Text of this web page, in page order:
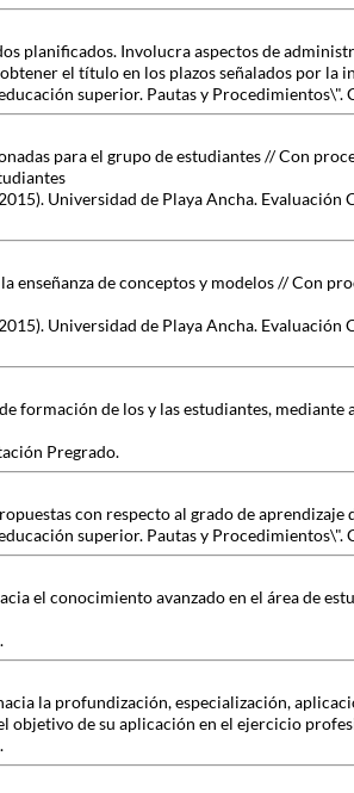
planificados. Involucra aspectos de
el título en los plazos señalados por la
superior. Pautas y Procedimientos\".
para el grupo de estudiantes // Con
Universidad de Playa Ancha.
de conceptos y modelos // Con
Universidad de Playa Ancha.
formación de los y las estudiantes,
Pregrado.
con respecto al grado de aprendizaje
superior. Pautas y Procedimientos\".
el conocimiento avanzado en el área de
la profundización, especialización,
objetivo de su aplicación en el ejercicio